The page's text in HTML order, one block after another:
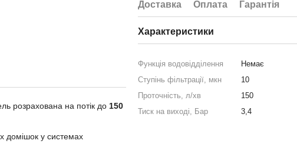
розрахована на потік до 150
домішок у системах
Доставка Оплата Гарантія
Характеристики
Функція водовідділення
Немає
Ступінь фільтрації, мкн
10
Проточність, л/хв
150
Тиск на виході, Бар
3,4